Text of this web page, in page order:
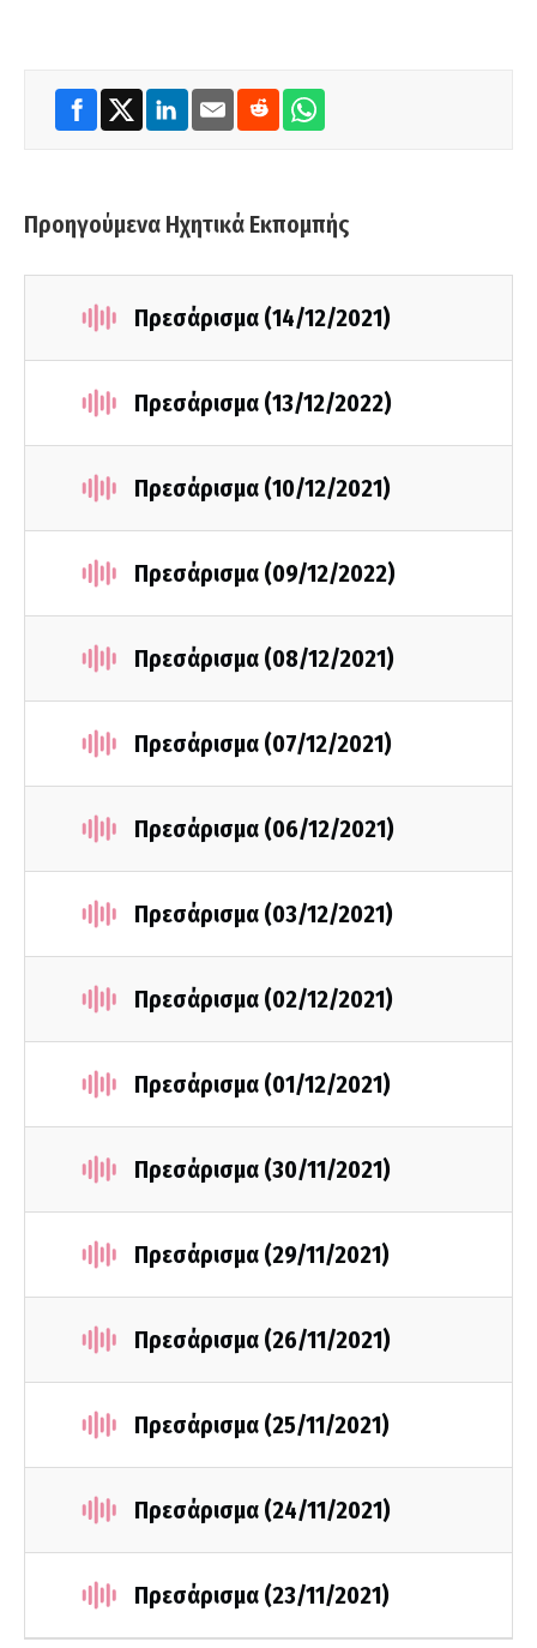
Προηγούμενα Ηχητικά Εκπομπής
Πρεσάρισμα (14/12/2021)
Πρεσάρισμα (13/12/2022)
Πρεσάρισμα (10/12/2021)
Πρεσάρισμα (09/12/2022)
Πρεσάρισμα (08/12/2021)
Πρεσάρισμα (07/12/2021)
Πρεσάρισμα (06/12/2021)
Πρεσάρισμα (03/12/2021)
Πρεσάρισμα (02/12/2021)
Πρεσάρισμα (01/12/2021)
Πρεσάρισμα (30/11/2021)
Πρεσάρισμα (29/11/2021)
Πρεσάρισμα (26/11/2021)
Πρεσάρισμα (25/11/2021)
Πρεσάρισμα (24/11/2021)
Πρεσάρισμα (23/11/2021)